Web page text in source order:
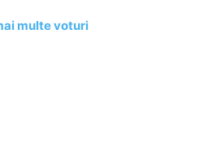
multe voturi